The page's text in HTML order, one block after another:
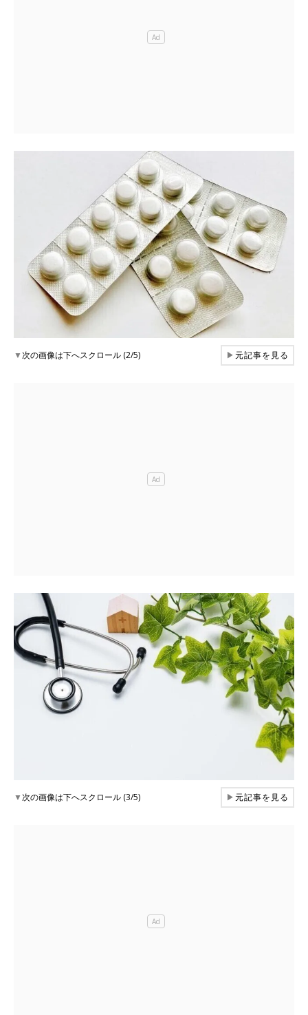
▼次の画像は下へスクロール (2/5) ▶元記事を見る
▼次の画像は下へスクロール (3/5) ▶元記事を見る